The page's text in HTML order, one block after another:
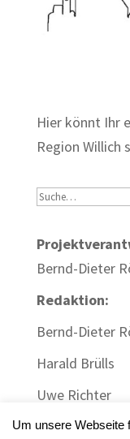
Hier könnt Ihr
Region Willich
Suche
Bernd-Dieter
Redaktion:
Bernd-Dieter
Harald Brülls
Uwe Richter
Um unsere Webseite